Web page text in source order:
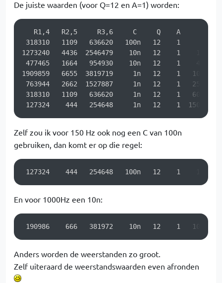
De juiste waarden (voor Q=12 en A=1) worden:
   R1,4   R2,5     R3,6     C     Q    A      f
318310   1109   636620   100n   12    1     60
1273240   4436  2546479    10n   12    1    150
477465   1664   954930    10n   12    1    400
1909859   6655  3819719     1n   12    1   1000
763944   2662  1527887     1n   12    1   2500
318310   1109   636620     1n   12    1   6000
127324    444   254648     1n   12    1  15000
Zelf zou ik voor 150 Hz ook nog een C van 100n
gebruiken, dan komt er op die regel:
127324    444   254648   100n   12    1    150
En voor 1000Hz een 10n:
190986    666   381972    10n   12    1   1000
Anders worden de weerstanden zo groot.
Zelf uiteraard de weerstandswaarden even afronden